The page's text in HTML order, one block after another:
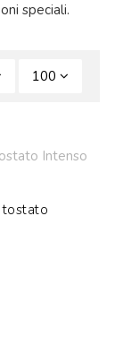
speciali.
100
tostato